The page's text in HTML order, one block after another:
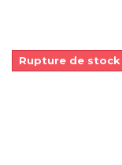
Rupture de stock